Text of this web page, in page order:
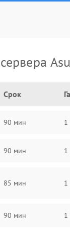
Срок
90 мин 1
90 мин 1
85 мин 1
90 мин 1